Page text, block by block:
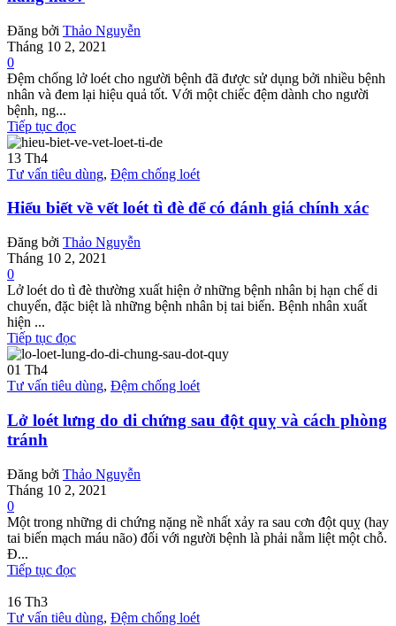
Đăng bởi Thảo Nguyễn
Tháng 10 2, 2021
0
Đệm chống lở loét cho người bệnh đã được sử dụng bởi nhiều bệnh
nhân và đem lại hiệu quả tốt. Với một chiếc đệm dành cho người
bệnh, ng...
Tiếp tục đọc
13 Th4
Tư vấn tiêu dùng, Đệm chống loét
Hiểu biết về vết loét tì đè để có đánh giá chính xác
Đăng bởi Thảo Nguyễn
Tháng 10 2, 2021
0
Lở loét do tì đè thường xuất hiện ở những bệnh nhân bị hạn chế di
chuyển, đặc biệt là những bệnh nhân bị tai biến. Bệnh nhân xuất
hiện ...
Tiếp tục đọc
01 Th4
Tư vấn tiêu dùng, Đệm chống loét
Lở loét lưng do di chứng sau đột quỵ và cách phòng
tránh
Đăng bởi Thảo Nguyễn
Tháng 10 2, 2021
0
Một trong những di chứng nặng nề nhất xảy ra sau cơn đột quỵ (hay
tai biến mạch máu não) đối với người bệnh là phải nằm liệt một chỗ.
Đ...
Tiếp tục đọc
16 Th3
Tư vấn tiêu dùng, Đệm chống loét